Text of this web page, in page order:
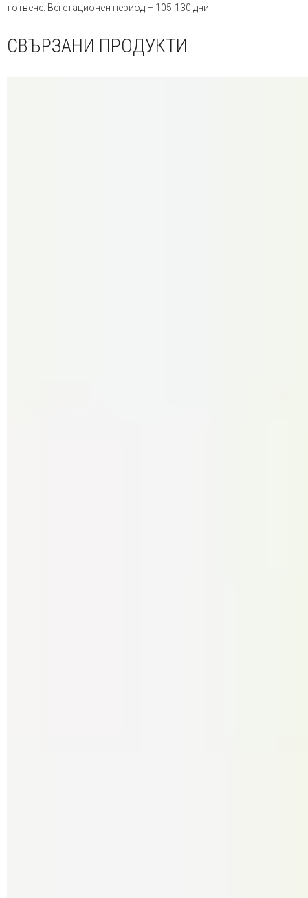
готвене. Вегетационен период – 105-130 дни.
СВЪРЗАНИ ПРОДУКТИ